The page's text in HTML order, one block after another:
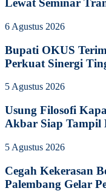
Lewat Seminar
6 Agustus 2026
Bupati OKUS
Perkuat Sinergi
5 Agustus 2026
Usung Filosofi
Akbar Siap Tampil
5 Agustus 2026
Cegah Kekerasan
Palembang Gelar